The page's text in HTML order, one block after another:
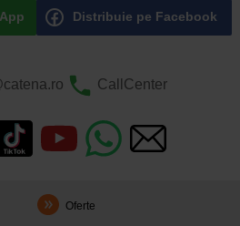
Distribuie pe Facebook
CallCenter
Oferte